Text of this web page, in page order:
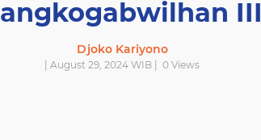
III
Djoko Kariyono
| August 29, 2024 WIB | 0 Views